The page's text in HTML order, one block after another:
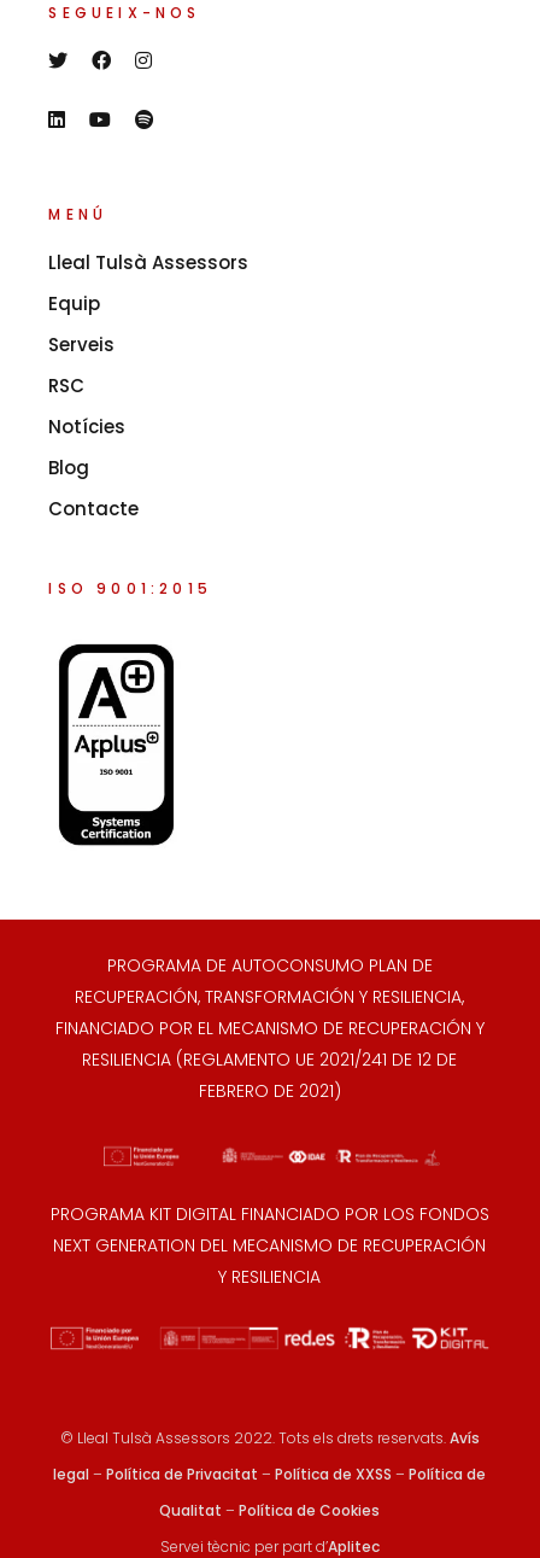
SEGUEIX-NOS
MENÚ
Lleal Tulsà Assessors
Equip
Serveis
RSC
Notícies
Blog
Contacte
ISO 9001:2015
PROGRAMA DE AUTOCONSUMO PLAN DE
RECUPERACIÓN, TRANSFORMACIÓN Y RESILIENCIA,
FINANCIADO POR EL MECANISMO DE RECUPERACIÓN Y
RESILIENCIA (REGLAMENTO UE 2021/241 DE 12 DE
FEBRERO DE 2021)
PROGRAMA KIT DIGITAL FINANCIADO POR LOS FONDOS
NEXT GENERATION DEL MECANISMO DE RECUPERACIÓN
Y RESILIENCIA
© Lleal Tulsà Assessors 2022. Tots els drets reservats.Avís
legal–Política de Privacitat –Política de XXSS –Política de
Qualitat –Política de Cookies
Servei tècnic per part d’Aplitec